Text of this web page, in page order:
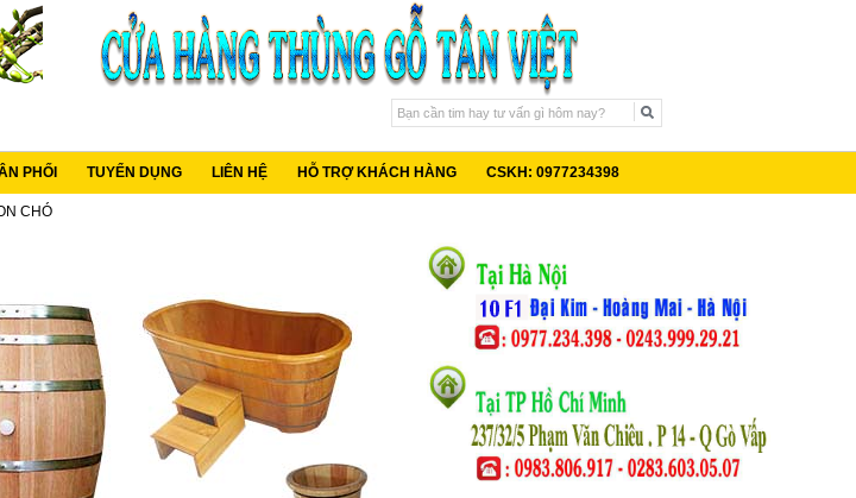
PHỐI TUYỂN DỤNG LIÊN HỆ HỖ TRỢ KHÁCH HÀNG CSKH: 0977234398
CHÓ